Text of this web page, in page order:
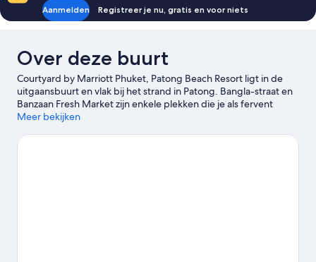
Aanmelden Registreer je nu, gratis en voor niets
Over deze buurt
Courtyard by Marriott Phuket, Patong Beach Resort ligt in de
uitgaansbuurt en vlak bij het strand in Patong. Bangla-straat en
Banzaan Fresh Market zijn enkele plekken die je als fervent
shopper niet mag overslaan. Als je liever de natuur intrekt, kan
Mis dan Andamanda Phuket niet. Profiteer van het feit dat je
Meer bekijken